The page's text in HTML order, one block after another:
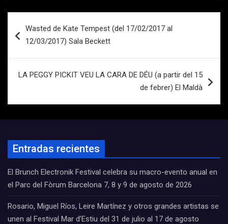
de
Wasted de Kate Tempest (del 17/02/2017 al
12/03/2017) Sala Beckett
LA PEGGY PICKIT VEU LA CARA DE DÉU (a partir del 15
de febrer) El Maldà
Entradas recientes
El Brunch Electronik Festival celebra su macro-evento anual en
el Parc del Fòrum Barcelona 7, 8 y 9 de agosto de 2026
Rosario, Miguel Ríos, Leire Martínez y otros grandes artistas se
unen al Festival Mar d’Estiu del 31 de julio al 17 de agosto